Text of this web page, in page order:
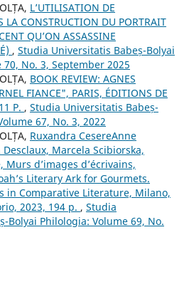
L’UTILISATION DE
LA CONSTRUCTION DU PORTRAIT
QU’ON ASSASSINE
, Studia Universitatis Babeș-Bolyai
No. 3, September 2025
BOOK REVIEW: AGNES
FIANCE", PARIS, ÉDITIONS DE
P. , Studia Universitatis Babeș-
67, No. 3, 2022
Ruxandra CesereAnne
Desclaux, Marcela Scibiorska,
Murs d’images d’écrivains,
Literary Ark for Gourmets.
in Comparative Literature, Milano,
2023, 194 p. , Studia
Bolyai Philologia: Volume 69, No.